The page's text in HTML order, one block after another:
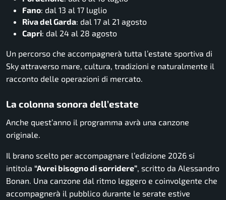
Fano: dal 13 al 17 luglio
Riva del Garda: dal 17 al 21 agosto
Capri: dal 24 al 28 agosto
Un percorso che accompagnerà tutta l’estate sportiva di
Sky attraverso mare, cultura, tradizioni e naturalmente il
racconto delle operazioni di mercato.
La colonna sonora dell’estate
Anche quest’anno il programma avrà una canzone
originale.
Il brano scelto per accompagnare l’edizione 2026 si
intitola “Avrei bisogno di sorridere”, scritto da Alessandro
Bonan. Una canzone dal ritmo leggero e coinvolgente che
accompagnerà il pubblico durante le serate estive